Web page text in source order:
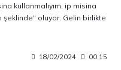
kullanmalıyım, ip misina
şeklinde" oluyor. Gelin birlikte
18/02/2024 00:15